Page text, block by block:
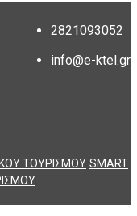
2821093052
info@e-ktel.gr
SMART